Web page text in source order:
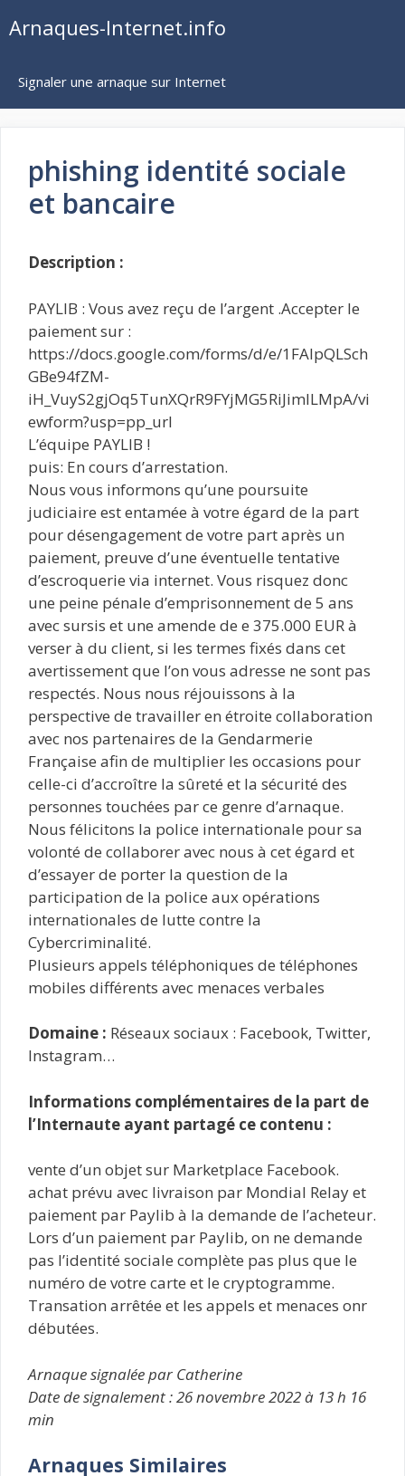
auArnaques-Internet.info
Signaler une arnaque sur Internet
phishing identité sociale
et bancaire
Description :
PAYLIB : Vous avez reçu de l’argent .Accepter le
paiement sur :
https://docs.google.com/forms/d/e/1FAIpQLSch
GBe94fZM-
iH_VuyS2gjOq5TunXQrR9FYjMG5RiJimlLMpA/vi
ewform?usp=pp_url
L’équipe PAYLIB !
puis: En cours d’arrestation.
Nous vous informons qu’une poursuite
judiciaire est entamée à votre égard de la part
pour désengagement de votre part après un
paiement, preuve d’une éventuelle tentative
d’escroquerie via internet. Vous risquez donc
une peine pénale d’emprisonnement de 5 ans
avec sursis et une amende de e 375.000 EUR à
verser à du client, si les termes fixés dans cet
avertissement que l’on vous adresse ne sont pas
respectés. Nous nous réjouissons à la
perspective de travailler en étroite collaboration
avec nos partenaires de la Gendarmerie
Française afin de multiplier les occasions pour
celle-ci d’accroître la sûreté et la sécurité des
personnes touchées par ce genre d’arnaque.
Nous félicitons la police internationale pour sa
volonté de collaborer avec nous à cet égard et
d’essayer de porter la question de la
participation de la police aux opérations
internationales de lutte contre la
Cybercriminalité.
Plusieurs appels téléphoniques de téléphones
mobiles différents avec menaces verbales
Domaine : Réseaux sociaux : Facebook, Twitter,
Instagram…
Informations complémentaires de la part de
l’Internaute ayant partagé ce contenu :
vente d’un objet sur Marketplace Facebook.
achat prévu avec livraison par Mondial Relay et
paiement par Paylib à la demande de l’acheteur.
Lors d’un paiement par Paylib, on ne demande
pas l’identité sociale complète pas plus que le
numéro de votre carte et le cryptogramme.
Transation arrêtée et les appels et menaces onr
débutées.
Arnaque signalée par Catherine
Date de signalement : 26 novembre 2022 à 13 h 16
min
Arnaques Similaires